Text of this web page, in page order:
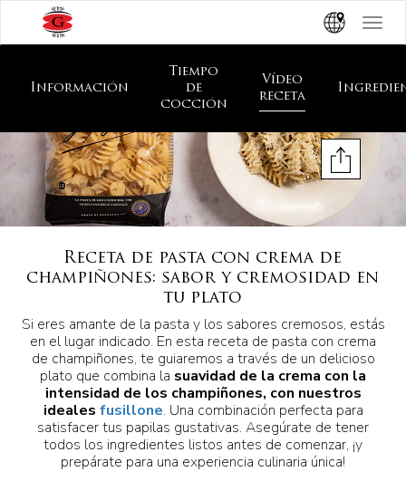
Toggle
Receta de pasta con crema de
champiñones: sabor y cremosidad en
tu plato
Si eres amante de la pasta y los sabores cremosos, estás
en el lugar indicado. En esta receta de pasta con crema
de champiñones, te guiaremos a través de un delicioso
plato que combina la suavidad de la crema con la
intensidad de los champiñones, con nuestros
ideales fusillone. Una combinación perfecta para
satisfacer tus papilas gustativas. Asegúrate de tener
todos los ingredientes listos antes de comenzar, ¡y
prepárate para una experiencia culinaria única!
Información
Tiempo
de
cocción
Vídeo
receta